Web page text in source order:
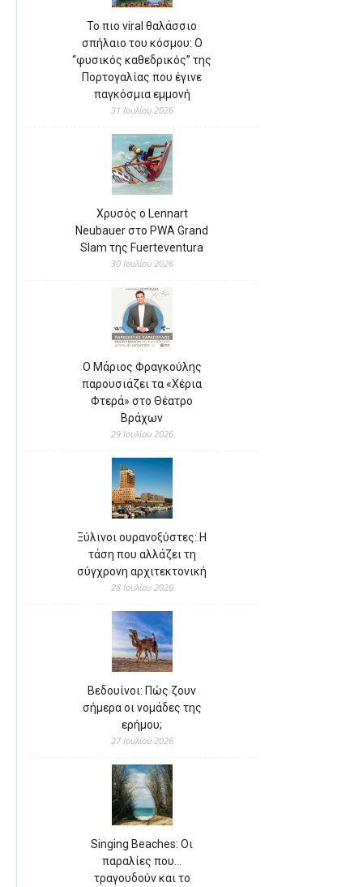
Το πιο viral θαλάσσιο
σπήλαιο του κόσμου: Ο
“φυσικός καθεδρικός” της
Πορτογαλίας που έγινε
παγκόσμια εμμονή
31 Ιουλίου 2026
Χρυσός ο Lennart
Neubauer στο PWA Grand
Slam της Fuerteventura
30 Ιουλίου 2026
Ο Μάριος Φραγκούλης
παρουσιάζει τα «Χέρια
Φτερά» στο Θέατρο
Βράχων
29 Ιουλίου 2026
Ξύλινοι ουρανοξύστες: Η
τάση που αλλάζει τη
σύγχρονη αρχιτεκτονική
28 Ιουλίου 2026
Βεδουίνοι: Πώς ζουν
σήμερα οι νομάδες της
ερήμου;
27 Ιουλίου 2026
Singing Beaches: Οι
παραλίες που…
τραγουδούν και το